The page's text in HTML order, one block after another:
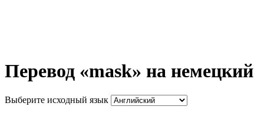
Перевод «mask» на немецкий
Выберите исходный язык